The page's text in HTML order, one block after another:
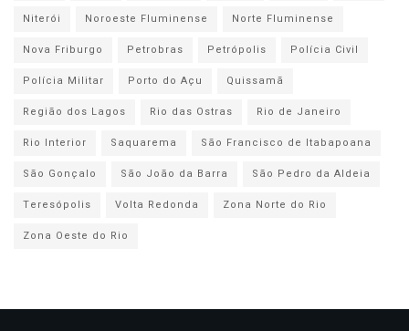
Niterói
Noroeste Fluminense
Norte Fluminense
Nova Friburgo
Petrobras Petrópolis
Polícia Civil
Polícia Militar
Porto do Açu
Quissamã
Região dos Lagos
Rio das Ostras
Rio de Janeiro
Rio Interior
Saquarema
São Francisco de Itabapoana
São Gonçalo
São João da Barra
São Pedro da Aldeia
Teresópolis
Volta Redonda
Zona Norte do Rio
Zona Oeste do Rio